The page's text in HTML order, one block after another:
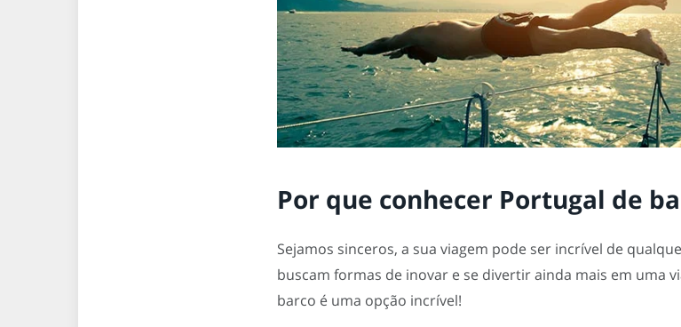
Por que conhecer Portugal de
Sejamos sinceros, a sua viagem pode ser incrível de
buscam formas de inovar e se divertir ainda mais em uma
barco é uma opção incrível!